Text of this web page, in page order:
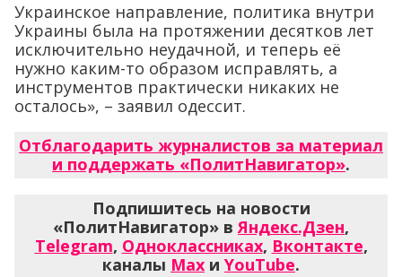
Украинское направление, политика внутри
Украины была на протяжении десятков лет
исключительно неудачной, и теперь её
нужно каким-то образом исправлять, а
инструментов практически никаких не
осталось», – заявил одессит.
Отблагодарить журналистов за материал
и поддержать «ПолитНавигатор».
Подпишитесь на новости
«ПолитНавигатор» вЯндекс.Дзен,
Telegram, Одноклассниках, Вконтакте,
каналы Max и YouTube.